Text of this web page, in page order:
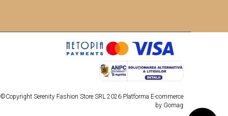
©Copyright Serenity Fashion Store SRL 2026 Platforma E-commerce
by Gomag